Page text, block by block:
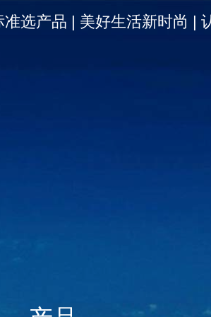
准选产品 | 美好生活新时尚 |